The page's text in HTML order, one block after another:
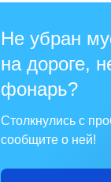
Не убран
на дороге,
фонарь?
Столкнулись с
сообщите о ней!